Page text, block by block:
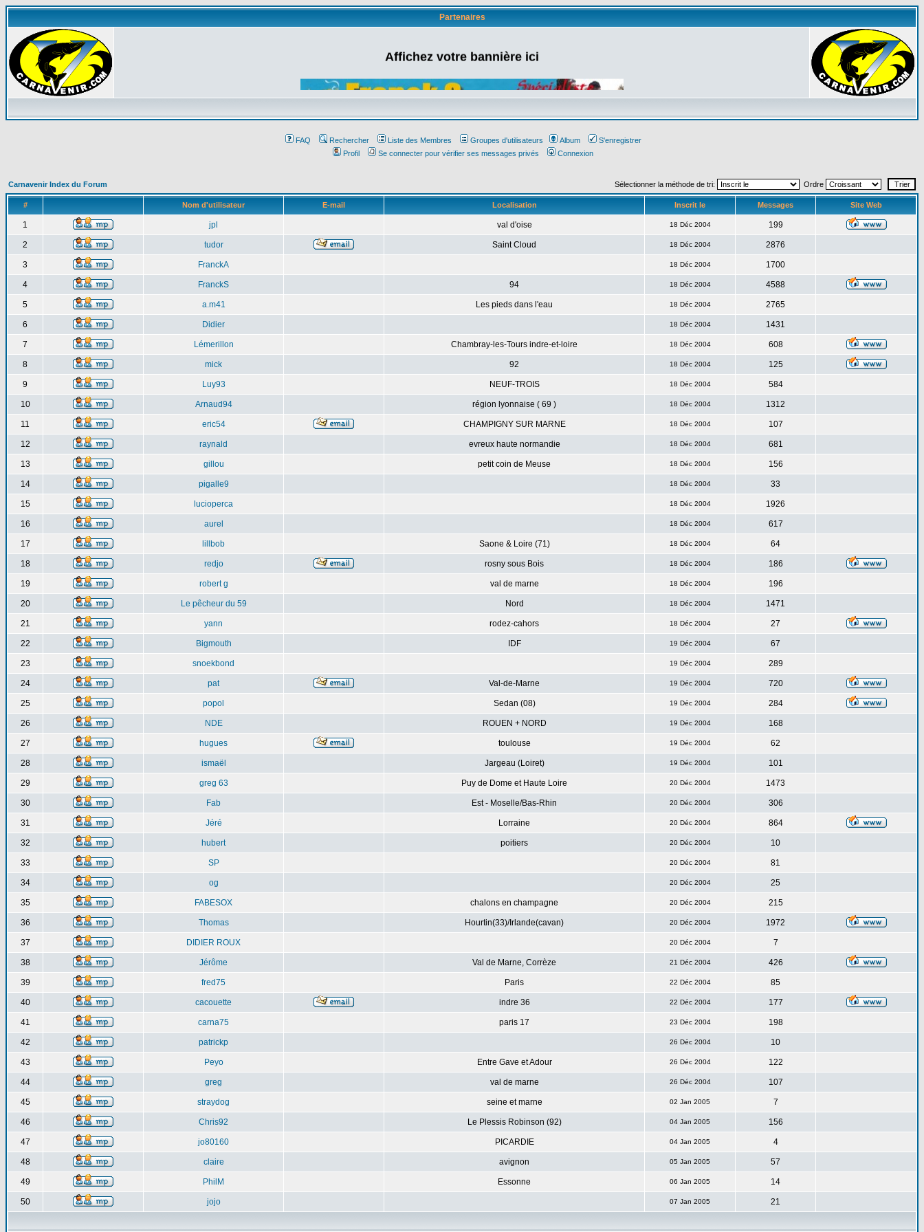
Partenaires
Affichez votre bannière ici
FAQ Rechercher Liste des Membres Groupes d'utilisateurs Album
S'enregistrer
Profil
Se connecter pour vérifier ses messages privés Connexion
Carnavenir Index du Forum Sélectionner la méthode de tri: Ordre
# Nom d'utilisateur E-mail Localisation Inscrit le Messages Site Web
1 jpl val d'oise 18 Déc 2004 199
2 tudor Saint Cloud 18 Déc 2004 2876
3 FranckA 18 Déc 2004 1700
4 FranckS 94 18 Déc 2004 4588
5 a.m41 Les pieds dans l'eau 18 Déc 2004 2765
6 Didier 18 Déc 2004 1431
7 Lémerillon Chambray-les-Tours indre-et-loire 18 Déc 2004 608
8 mick 92 18 Déc 2004 125
9 Luy93 NEUF-TROIS 18 Déc 2004 584
10 Arnaud94 région lyonnaise ( 69 ) 18 Déc 2004 1312
11 eric54 CHAMPIGNY SUR MARNE 18 Déc 2004 107
12 raynald evreux haute normandie 18 Déc 2004 681
13 gillou petit coin de Meuse 18 Déc 2004 156
14 pigalle9 18 Déc 2004 33
15 lucioperca 18 Déc 2004 1926
16 aurel 18 Déc 2004 617
17 lillbob Saone & Loire (71) 18 Déc 2004 64
18 redjo rosny sous Bois 18 Déc 2004 186
19 robert g val de marne 18 Déc 2004 196
20 Le pêcheur du 59 Nord 18 Déc 2004 1471
21 yann rodez-cahors 18 Déc 2004 27
22 Bigmouth IDF 19 Déc 2004 67
23 snoekbond 19 Déc 2004 289
24 pat Val-de-Marne 19 Déc 2004 720
25 popol Sedan (08) 19 Déc 2004 284
26 NDE ROUEN + NORD 19 Déc 2004 168
27 hugues toulouse 19 Déc 2004 62
28 ismaël Jargeau (Loiret) 19 Déc 2004 101
29 greg 63 Puy de Dome et Haute Loire 20 Déc 2004 1473
30 Fab Est - Moselle/Bas-Rhin 20 Déc 2004 306
31 Jéré Lorraine 20 Déc 2004 864
32 hubert poitiers 20 Déc 2004 10
33 SP 20 Déc 2004 81
34 og 20 Déc 2004 25
35 FABESOX chalons en champagne 20 Déc 2004 215
36 Thomas Hourtin(33)/Irlande(cavan) 20 Déc 2004 1972
37 DIDIER ROUX 20 Déc 2004 7
38 Jérôme Val de Marne, Corrèze 21 Déc 2004 426
39 fred75 Paris 22 Déc 2004 85
40 cacouette indre 36 22 Déc 2004 177
41 carna75 paris 17 23 Déc 2004 198
42 patrickp 26 Déc 2004 10
43 Peyo Entre Gave et Adour 26 Déc 2004 122
44 greg val de marne 26 Déc 2004 107
45 straydog seine et marne 02 Jan 2005 7
46 Chris92 Le Plessis Robinson (92) 04 Jan 2005 156
47 jo80160 PICARDIE 04 Jan 2005 4
48 claire avignon 05 Jan 2005 57
49 PhilM Essonne 06 Jan 2005 14
50 jojo 07 Jan 2005 21